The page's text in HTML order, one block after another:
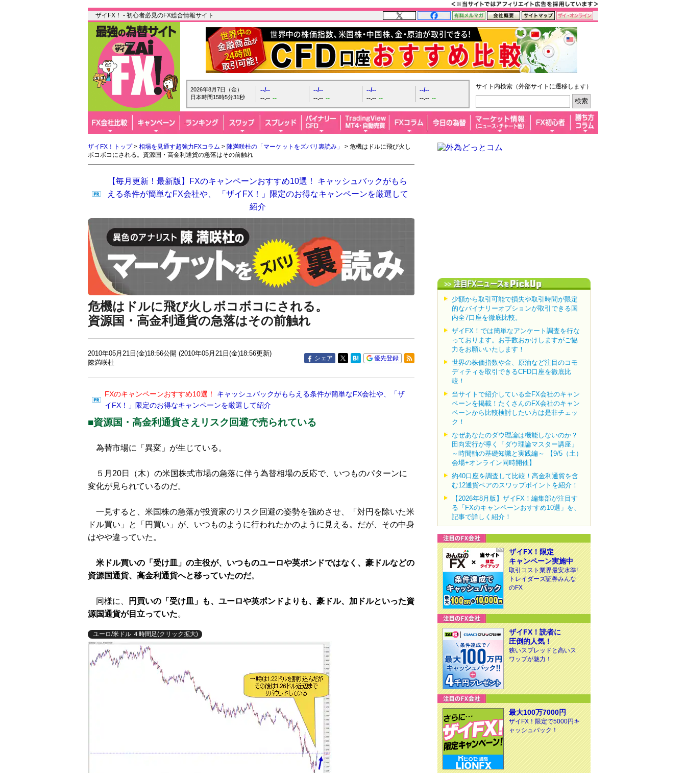
ザイFX！ - 初心者必見のFX総合情報サイト
2026年8月7日（金）
日本時間15時5分32秒
--/--
--.-- --
--/--
--.-- --
--/--
--.-- --
--/--
--.-- --
サイト内検索（外部サイトに遷移します）
ザイFX！トップ> 相場を見通す超強力FXコラム > 陳満咲杜の「マーケットをズバリ裏読み」
> 危機はドルに飛び火し
ボコボコにされる。資源国・高金利通貨の急落はその前触れ
【毎月更新！最新版】FXのキャンペーンおすすめ10選！ キャッシュバックがもら
える条件が簡単なFX会社や、 「ザイFX！」限定のお得なキャンペーンを厳選して
紹介
危機はドルに飛び火しボコボコにされる。
資源国・高金利通貨の急落はその前触れ
2010年05月21日(金)18:56公開 (2010年05月21日(金)18:56更新)
陳満咲杜
シェア 優先登録
FXのキャンペーンおすすめ10選！
キャッシュバックがもらえる条件が簡単なFX会社や、「ザ
イFX！」限定のお得なキャンペーンを厳選して紹介
■資源国・高金利通貨さえリスク回避で売られている
為替市場に「異変」が生じている。
５月20日（木）の米国株式市場の急落に伴う為替相場の反応で、いつものパターンに
変化が見られているのだ。
一見すると、米国株の急落が投資家のリスク回避の姿勢を強めさせ、「対円を除いた米
ドル買い」と「円買い」が、いつものように行われたかのように見える。だが、その中身
はやや違っていた。
米ドル買いの「受け皿」の主役が、いつものユーロや英ポンドではなく、豪ドルなどの
資源国通貨、高金利通貨へと移っていたのだ。
同様に、
円買いの「受け皿」も、ユーロや英ポンドよりも、豪ドル、加ドルといった資
源国通貨が目立っていた。
ユーロ/米ドル ４時間足(クリック拡大)
少額から取引可能で損失や取引時間が限定
的なバイナリーオプションが取引できる国
内全7口座を徹底比較。
ザイFX！では簡単なアンケート調査を行な
っております。お手数おかけしますがご協
力をお願いいたします！
世界の株価指数や金、原油など注目のコモ
ディティを取引できるCFD口座を徹底比
較！
当サイトで紹介している全FX会社のキャン
ペーンを掲載！たくさんのFX会社のキャン
ペーンから比較検討したい方は是非チェッ
ク！
なぜあなたのダウ理論は機能しないのか？
田向宏行が導く「ダウ理論マスター講座」
～時間軸の基礎知識と実践編～ 【9/5（土）
会場+オンライン同時開催】
約40口座を調査して比較！高金利通貨を含
む12通貨ペアのスワップポイントを紹介！
【2026年8月版】ザイFX！編集部が注目す
る「FXのキャンペーンおすすめ10選」を、
記事で詳しく紹介！
ザイFX！限定
キャンペーン実施中
取引コスト業界最安水準!
トレイダーズ証券みんな
のFX
ザイFX！読者に
圧倒的人気！
狭いスプレッドと高いス
ワップが魅力！
最大100万7000円
ザイFX！限定で5000円キ
ャッシュバック！